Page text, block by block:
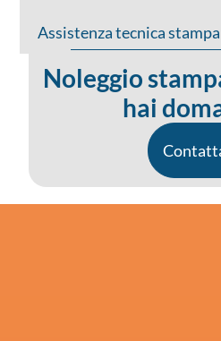
Assistenza tecnica
Noleggio
hai